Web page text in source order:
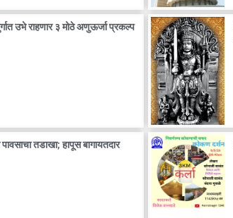
उभे राहणार ३ मोठे अणुऊर्जा प्रकल्प
पावसाचा तडाखा; हापूस बागायतदार